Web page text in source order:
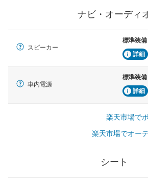
ナビ・オーディ
スピーカー
標準装備
詳細
車内電源
標準装備
詳細
楽天市場で
楽天市場でオー
シート